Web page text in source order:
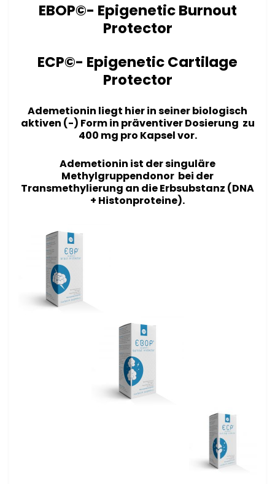
EBOP©- Epigenetic Burnout
Protector
ECP©- Epigenetic Cartilage
Protector
Ademetionin liegt hier in seiner biologisch
aktiven (-) Form in präventiver Dosierung zu
400 mg pro Kapselvor.
Ademetionin ist der singuläre
Methylgruppendonor bei der
Transmethylierung an die Erbsubstanz (DNA
+ Histonproteine).